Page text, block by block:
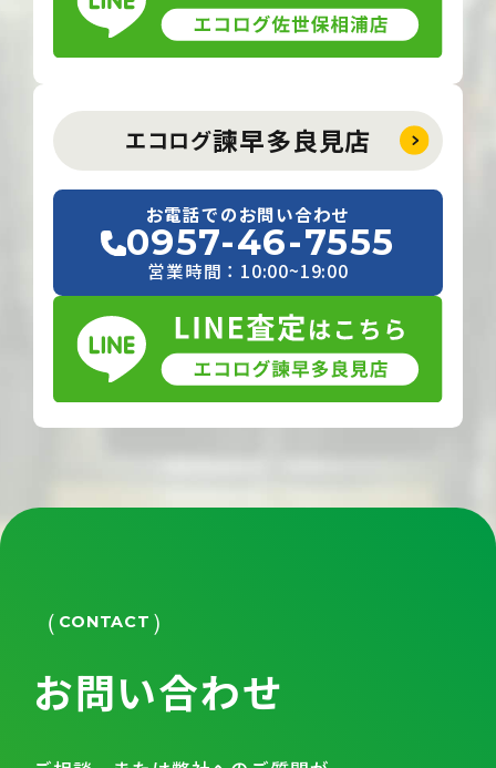
エコログ諫早多良見店
お電話でのお問い合わせ
0957-46-7555
営業時間：10:00~19:00
CONTACT
お問い合わせ